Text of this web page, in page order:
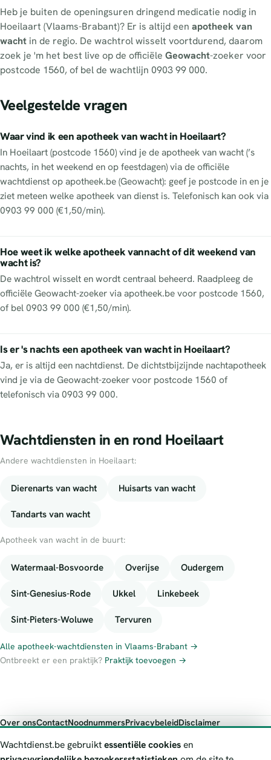
Heb je buiten de openingsuren dringend medicatie nodig in
Hoeilaart (Vlaams-Brabant)? Er is altijd een apotheek van
wacht in de regio. De wachtrol wisselt voortdurend, daarom
zoek je 'm het best live op de officiële Geowacht-zoeker voor
postcode 1560, of bel de wachtlijn 0903 99 000.
Veelgestelde vragen
Waar vind ik een apotheek van wacht in Hoeilaart?
In Hoeilaart (postcode 1560) vind je de apotheek van wacht (’s
nachts, in het weekend en op feestdagen) via de officiële
wachtdienst op apotheek.be (Geowacht): geef je postcode in en je
ziet meteen welke apotheek van dienst is. Telefonisch kan ook via
0903 99 000 (€1,50/min).
Hoe weet ik welke apotheek vannacht of dit weekend van
wacht is?
De wachtrol wisselt en wordt centraal beheerd. Raadpleeg de
officiële Geowacht-zoeker via apotheek.be voor postcode 1560,
of bel 0903 99 000 (€1,50/min).
Is er 's nachts een apotheek van wacht in Hoeilaart?
Ja, er is altijd een nachtdienst. De dichtstbijzijnde nachtapotheek
vind je via de Geowacht-zoeker voor postcode 1560 of
telefonisch via 0903 99 000.
Wachtdiensten in en rond Hoeilaart
Andere wachtdiensten in Hoeilaart:
Dierenarts van wacht Huisarts van wacht
Tandarts van wacht
Apotheek van wacht in de buurt:
Watermaal-Bosvoorde Overijse Oudergem
Sint-Genesius-Rode Ukkel Linkebeek
Sint-Pieters-Woluwe Tervuren
Alle apotheek-wachtdiensten in Vlaams-Brabant →
Ontbreekt er een praktijk? Praktijk toevoegen →
Over onsContactNoodnummersPrivacybeleidDisclaimer
Wachtdienst.be toont publieke wachtdienst-informatie ter oriëntatie.
Wachtdienst.be gebruiktessentiële cookiesen